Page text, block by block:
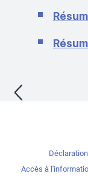
Accès à